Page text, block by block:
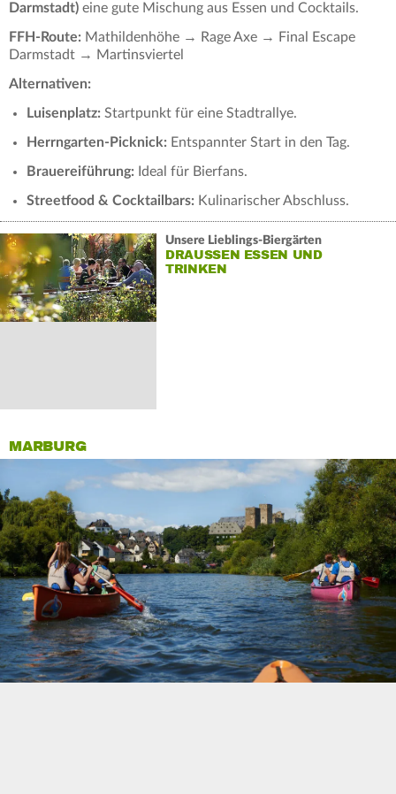
Darmstadt) eine gute Mischung aus Essen und Cocktails.
FFH-Route: Mathildenhöhe → Rage Axe → Final Escape
Darmstadt → Martinsviertel
Alternativen:
Luisenplatz: Startpunkt für eine Stadtrallye.
Herrngarten-Picknick: Entspannter Start in den Tag.
Brauereiführung: Ideal für Bierfans.
Streetfood & Cocktailbars: Kulinarischer Abschluss.
Unsere Lieblings-Biergärten
DRAUSSEN ESSEN UND T
RINKEN
MARBURG